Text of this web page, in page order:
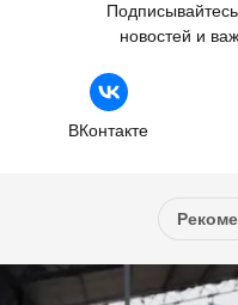
новостей и
ВКонтакте